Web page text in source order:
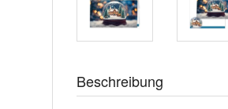
Beschreibung